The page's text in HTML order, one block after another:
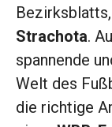
Strachota.
spannende
Welt des
die richtige